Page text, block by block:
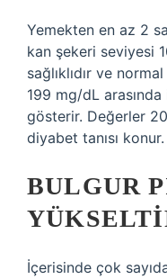
Yemekten en az 2
kan şekeri seviyesi
sağlıklıdır ve
199 mg/dL arasında
gösterir. Değerler
diyabet tanısı konur.
BULGUR
İçerisinde çok